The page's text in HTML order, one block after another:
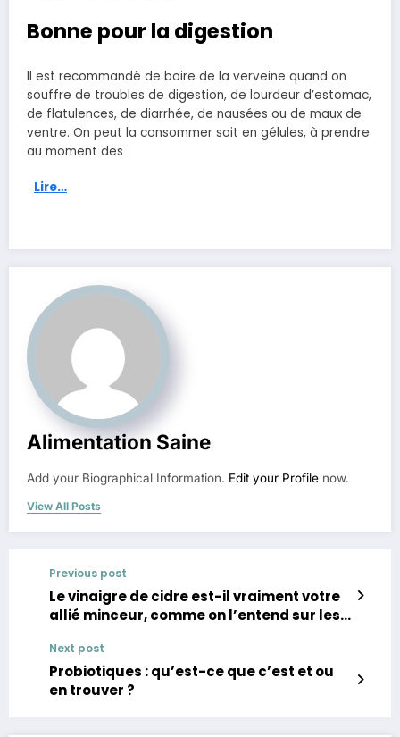
Bonne pour la digestion
Il est recommandé de boire de la verveine quand on
souffre de troubles de digestion, de lourdeur d’estomac,
de flatulences, de diarrhée, de nausées ou de maux de
ventre. On peut la consommer soit en gélules, à prendre
au moment des
Lire…
Alimentation Saine
Add your Biographical Information. Edit your Profile now.
View All Posts
Previous post
Le vinaigre de cidre est-il vraiment votre
allié minceur, comme on l’entend sur les
Next post
Probiotiques : qu’est-ce que c’est et ou
en trouver ?